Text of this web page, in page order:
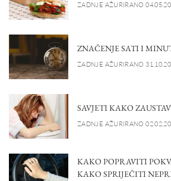
ZADNJE AŽURIRANO
ZNAČENJE SATI I
ZADNJE AŽURIRANO
SAVJETI KAKO
ZADNJE AŽURIRANO
KAKO POPRAVITI
KAKO SPRIJEČITI